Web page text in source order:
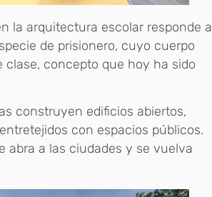
la arquitectura escolar responde a
de prisionero, cuyo cuerpo
clase, concepto que hoy ha sido
construyen edificios abiertos,
con espacios públicos.
abra a las ciudades y se vuelva